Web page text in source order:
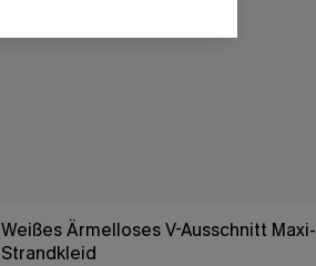
Weißes Ärmelloses V-Ausschnitt Maxi-
Strandkleid